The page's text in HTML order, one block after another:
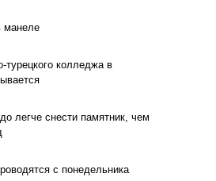
манеле
турецкого колледжа в
легче снести памятник, чем
с понедельника